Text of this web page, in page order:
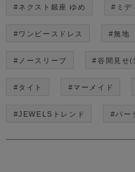
#ネクスト銀座 ゆめ #ミデ
#ワンピースドレス #無地
#ノースリーブ #谷間見せ(
#タイト #マーメイド
#JEWELSトレンド #パー